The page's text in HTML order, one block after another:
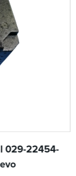
029-22454-